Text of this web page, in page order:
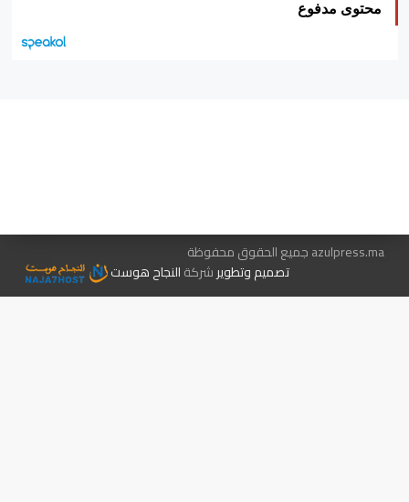
محتوى مدفوع
azulpress.ma جميع الحقوق محفوظة
تصميم وتطويرشركةالنجاح هوست